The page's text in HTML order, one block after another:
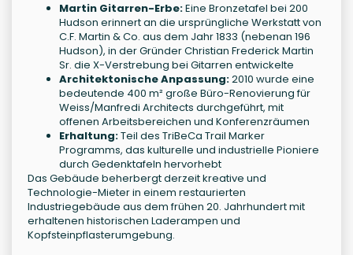
Martin Gitarren-Erbe:Eine Bronzetafel bei 200
Hudson erinnert an die ursprüngliche Werkstatt von
C.F. Martin & Co. aus dem Jahr 1833 (nebenan 196
Hudson), in der Gründer Christian Frederick Martin
Sr. die X-Verstrebung bei Gitarren entwickelte
Architektonische Anpassung:2010 wurde eine
bedeutende 400 m² große Büro-Renovierung für
Weiss/Manfredi Architects durchgeführt, mit
offenen Arbeitsbereichen und Konferenzräumen
Erhaltung:Teil des TriBeCa Trail Marker
Programms, das kulturelle und industrielle Pioniere
durch Gedenktafeln hervorhebt
Das Gebäude beherbergt derzeit kreative und
Technologie-Mieter in einem restaurierten
Industriegebäude aus dem frühen 20. Jahrhundert mit
erhaltenen historischen Laderampen und
Kopfsteinpflasterumgebung.